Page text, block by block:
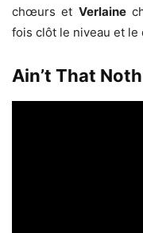
chœurs et Verlaine
fois clôt le niveau et le
Ain’t That